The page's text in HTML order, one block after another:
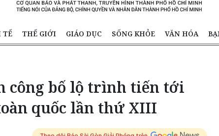
TẾ THẾ GIỚI GIÁO DỤC SỐNG KHỎE VĂN HÓA
công bố lộ trình tiến tới
quốc lần thứ XIII